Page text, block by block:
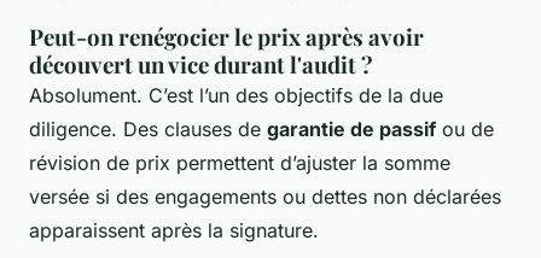
Peut-on renégocier le prix après avoir
découvert un vice durant l'audit ?
Absolument. C’est l’un des objectifs de la due
diligence. Des clauses de garantie de passifou de
révision de prix permettent d’ajuster la somme
versée si des engagements ou dettes non déclarées
apparaissent après la signature.